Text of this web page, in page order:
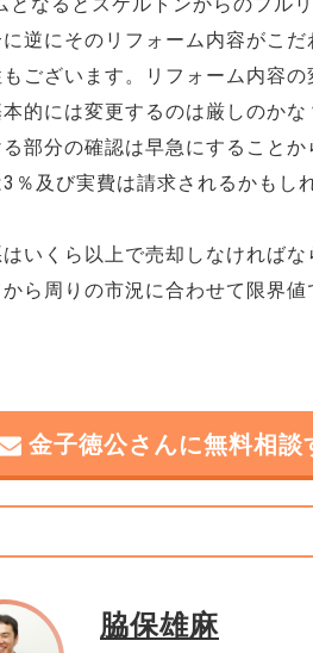
逆にそのリフォーム内容がこ
ございます。リフォーム内容
的には変更するのは厳しのか
部分の確認は早急にすることか
％及び実費は請求されるかもし
いくら以上で売却しなければ
ら周りの市況に合わせて限界
金子徳公さんに無料相談
脇保雄麻